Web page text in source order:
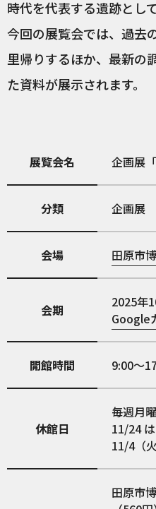
時代を代表する遺跡とし
今回の展覧会では、過去
里帰りするほか、最新の
た資料が展示されます。
展覧会名 企画展
分類 企画展
会場 田原市
会期
2025年
Google
開館時間 9:00～
休館日
毎週月
11/24
11/4（
田原市